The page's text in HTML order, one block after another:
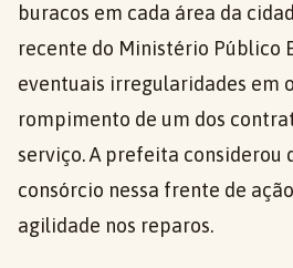
buracos em cada área da
recente do Ministério Público
eventuais irregularidades em
rompimento de um dos
serviço. A prefeita considerou
consórcio nessa frente de
agilidade nos reparos.